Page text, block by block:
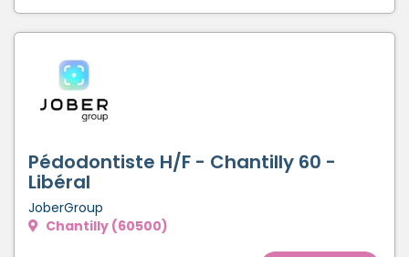
Pédodontiste H/F - Chantilly 60 -
Libéral
JoberGroup
Chantilly (60500)